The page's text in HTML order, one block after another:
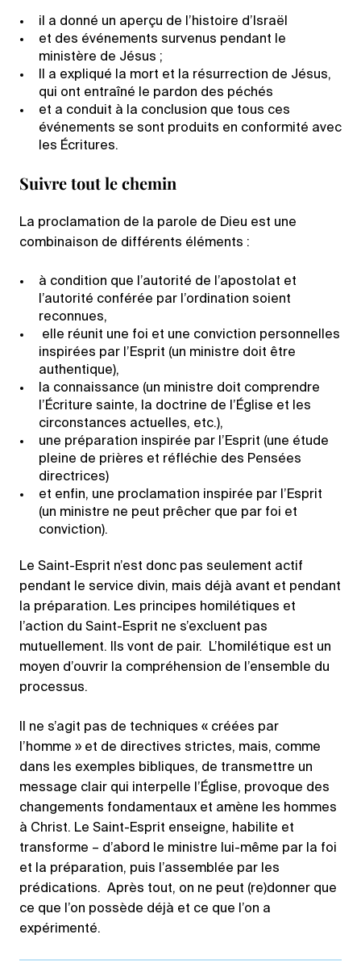
il a donné un aperçu de l’histoire d’Israël
et des événements survenus pendant le
ministère de Jésus ;
Il a expliqué la mort et la résurrection de Jésus,
qui ont entraîné le pardon des péchés
et a conduit à la conclusion que tous ces
événements se sont produits en conformité avec
les Écritures.
Suivre tout le chemin
La proclamation de la parole de Dieu est une
combinaison de différents éléments :
à condition que l’autorité de l’apostolat et
l’autorité conférée par l’ordination soient
reconnues,
elle réunit une foi et une conviction personnelles
inspirées par l’Esprit (un ministre doit être
authentique),
la connaissance (un ministre doit comprendre
l’Écriture sainte, la doctrine de l’Église et les
circonstances actuelles, etc.),
une préparation inspirée par l’Esprit (une étude
pleine de prières et réfléchie des Pensées
directrices)
et enfin, une proclamation inspirée par l’Esprit
(un ministre ne peut prêcher que par foi et
conviction).
Le Saint-Esprit n’est donc pas seulement actif
pendant le service divin, mais déjà avant et pendant
la préparation. Les principes homilétiques et
l’action du Saint-Esprit ne s’excluent pas
mutuellement. Ils vont de pair. L’homilétique est un
moyen d’ouvrir la compréhension de l’ensemble du
processus.
Il ne s’agit pas de techniques « créées par
l’homme » et de directives strictes, mais, comme
dans les exemples bibliques, de transmettre un
message clair qui interpelle l’Église, provoque des
changements fondamentaux et amène les hommes
à Christ. Le Saint-Esprit enseigne, habilite et
transforme – d’abord le ministre lui-même par la foi
et la préparation, puis l’assemblée par les
prédications. Après tout, on ne peut (re)donner que
ce que l’on possède déjà et ce que l’on a
expérimenté.